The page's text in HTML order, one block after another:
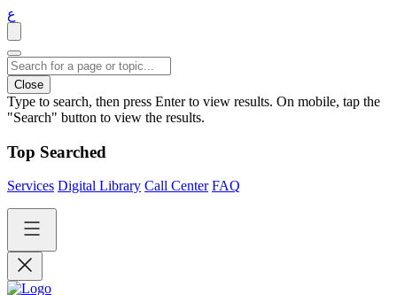
ع
Close
Type to search, then press Enter to view results. On mobile, tap the
"Search" button to view the results.
Top Searched
Services Digital Library Call Center FAQ